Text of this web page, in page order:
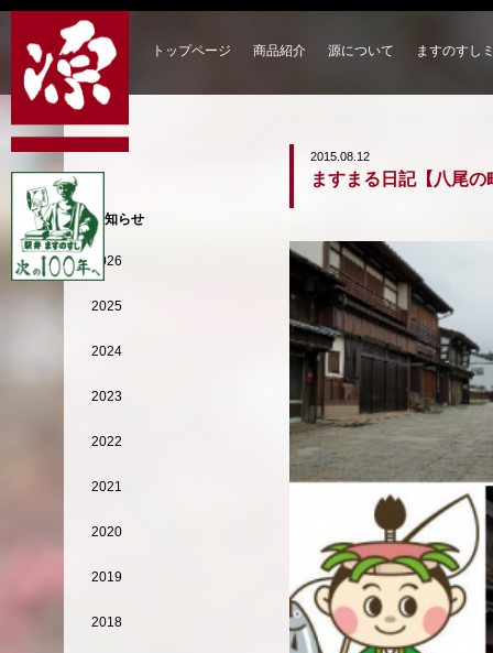
トップページ 商品紹介 源について ますのすし
2015.08.12
ますまる日記【八尾の
お知らせ
2026
2025
2024
2023
2022
2021
2020
2019
2018